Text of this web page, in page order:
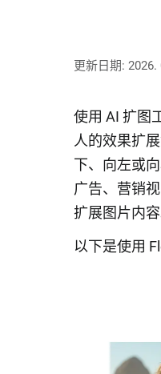
更新日期: 2026.
使用 AI 扩图
人的效果扩
下、向左或
广告、营销
扩展图片内容
以下是使用